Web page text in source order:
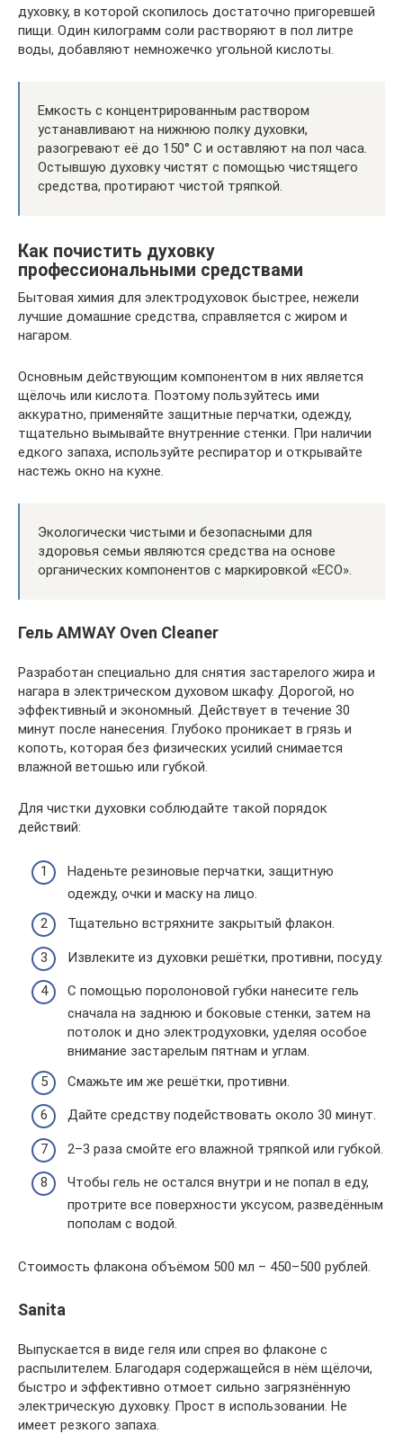
духовку, в которой скопилось достаточно пригоревшей
пищи. Один килограмм соли растворяют в пол литре
воды, добавляют немножечко угольной кислоты.
Емкость с концентрированным раствором
устанавливают на нижнюю полку духовки,
разогревают её до 150° С и оставляют на пол часа.
Остывшую духовку чистят с помощью чистящего
средства, протирают чистой тряпкой.
Как почистить духовку
профессиональными средствами
Бытовая химия для электродуховок быстрее, нежели
лучшие домашние средства, справляется с жиром и
нагаром.
Основным действующим компонентом в них является
щёлочь или кислота. Поэтому пользуйтесь ими
аккуратно, применяйте защитные перчатки, одежду,
тщательно вымывайте внутренние стенки. При наличии
едкого запаха, используйте респиратор и открывайте
настежь окно на кухне.
Экологически чистыми и безопасными для
здоровья семьи являются средства на основе
органических компонентов с маркировкой «ECO».
Гель AMWAY Oven Cleaner
Разработан специально для снятия застарелого жира и
нагара в электрическом духовом шкафу. Дорогой, но
эффективный и экономный. Действует в течение 30
минут после нанесения. Глубоко проникает в грязь и
копоть, которая без физических усилий снимается
влажной ветошью или губкой.
Для чистки духовки соблюдайте такой порядок
действий:
Наденьте резиновые перчатки, защитную
одежду, очки и маску на лицо.
Тщательно встряхните закрытый флакон.
Извлеките из духовки решётки, противни, посуду.
С помощью поролоновой губки нанесите гель
сначала на заднюю и боковые стенки, затем на
потолок и дно электродуховки, уделяя особое
внимание застарелым пятнам и углам.
Смажьте им же решётки, противни.
Дайте средству подействовать около 30 минут.
2–3 раза смойте его влажной тряпкой или губкой.
Чтобы гель не остался внутри и не попал в еду,
протрите все поверхности уксусом, разведённым
пополам с водой.
Стоимость флакона объёмом 500 мл – 450–500 рублей.
Sanita
Выпускается в виде геля или спрея во флаконе с
распылителем. Благодаря содержащейся в нём щёлочи,
быстро и эффективно отмоет сильно загрязнённую
электрическую духовку. Прост в использовании. Не
имеет резкого запаха.